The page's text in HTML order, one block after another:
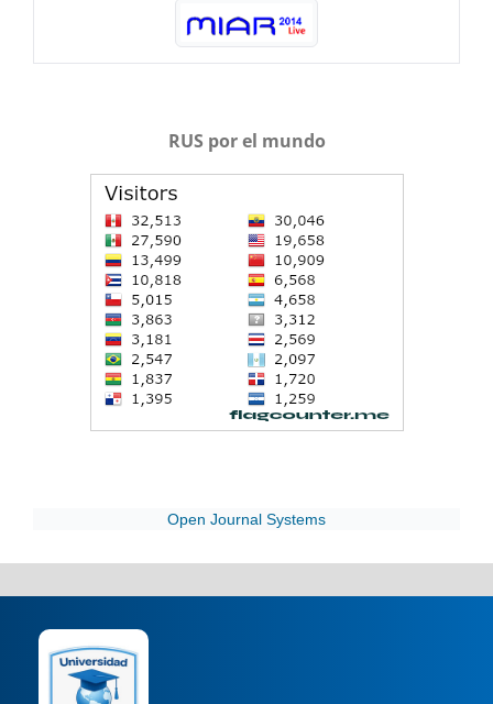
RUS por el mundo
Open Journal Systems